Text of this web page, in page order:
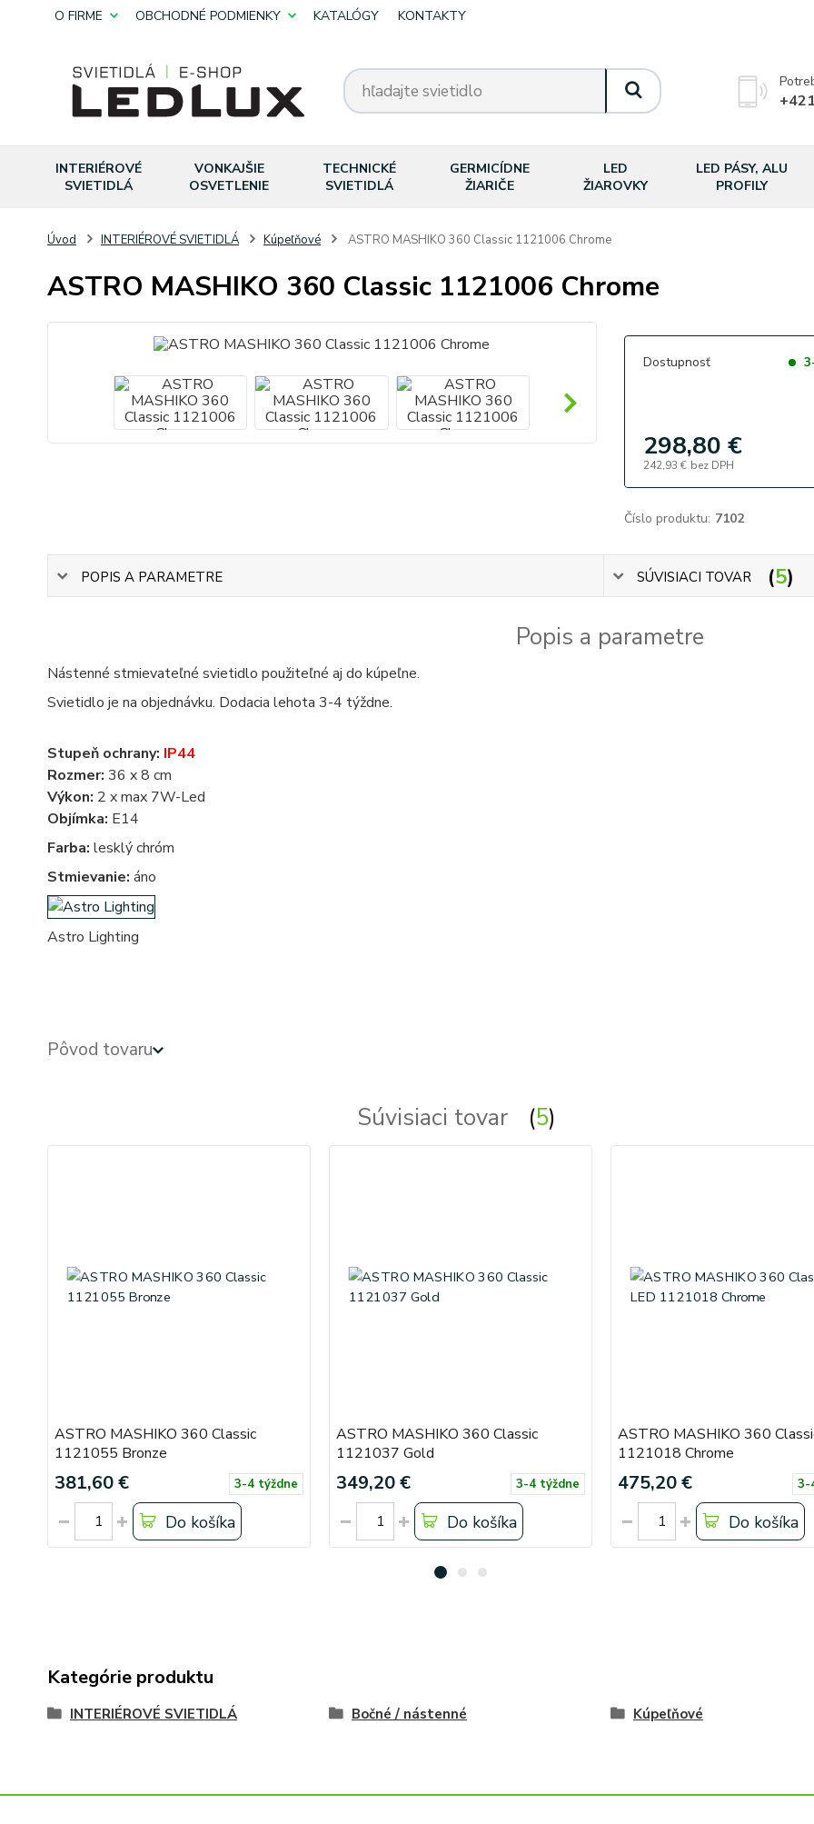
O FIRME OBCHODNÉ PODMIENKY KATALÓGY KONTAKTY
INTERIÉROVÉ
SVIETIDLÁ
VONKAJŠIE
OSVETLENIE
TECHNICKÉ
SVIETIDLÁ
GERMICÍDNE
ŽIARIČE
LED
ŽIAROVKY
LED PÁSY, ALU
PROFILY
Úvod INTERIÉROVÉ SVIETIDLÁ Kúpeľňové ASTRO MASHIKO 360 Classic 1121006 Chrome
ASTRO MASHIKO 360 Classic 1121006 Chrome
Dostupnosť
298,80 €
242,93 € bez DPH
Číslo produktu: 7102
POPIS A PARAMETRE SÚVISIACI TOVAR 5
Popis a parametre
Nástenné stmievateľné svietidlo použiteľné aj do kúpeľne.
Svietidlo je na objednávku. Dodacia lehota 3-4 týždne.
Stupeň ochrany: IP44
Rozmer: 36 x 8 cm
Výkon: 2 x max 7W-Led
Objímka: E14
Farba: lesklý chróm
Stmievanie: áno
Astro Lighting
Pôvod tovaru
Súvisiaci tovar 5
ASTRO MASHIKO 360 Classic
1121055 Bronze
381,60 € 3-4 týždne
Do košíka
ASTRO MASHIKO 360 Classic
1121037 Gold
349,20 € 3-4 týždne
Do košíka
ASTRO MASHIKO 360
1121018 Chrome
475,20 € 3-
Do košíka
Kategórie produktu
INTERIÉROVÉ SVIETIDLÁ Bočné / nástenné Kúpeľňové